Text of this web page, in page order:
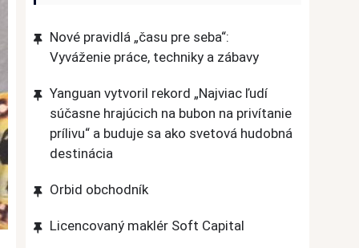
Nové pravidlá „času pre seba“:
Vyváženie práce, techniky a zábavy
Yanguan vytvoril rekord „Najviac ľudí
súčasne hrajúcich na bubon na privítanie
prílivu“ a buduje sa ako svetová hudobná
destinácia
Orbid obchodník
Licencovaný maklér Soft Capital